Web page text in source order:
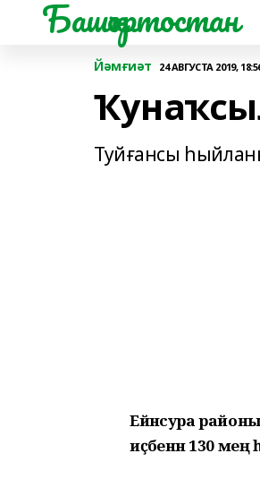
Башҡортостан
Йәмғиәт 24 АВГУСТА 2019,
Туйғансы
Ейәнсура
иҫәбенән 130